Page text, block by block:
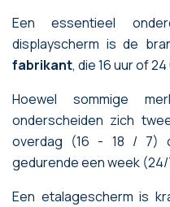
Een essentieel
displayscherm is de
fabrikant, die 16 uur of
Hoewel sommige
onderscheiden zich
overdag (16 - 18 / 7)
gedurende een week
Een etalagescherm is